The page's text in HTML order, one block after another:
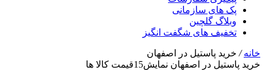
پک های سازمانی
وبلاگ گلچین
تخفیف های شگفت انگیز
خانه/ خرید پاستیل در اصفهان
خرید پاستیل در اصفهان نمایش15قیمت کالا ها